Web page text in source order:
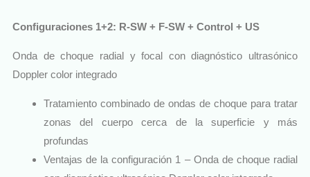
Configuraciones 1+2: R-SW + F-SW + Control + US
Onda de choque radial y focal con diagnóstico ultrasónico
Doppler color integrado
Tratamiento combinado de ondas de choque para tratar
zonas del cuerpo cerca de la superficie y más
profundas
Ventajas de la configuración 1 – Onda de choque radial